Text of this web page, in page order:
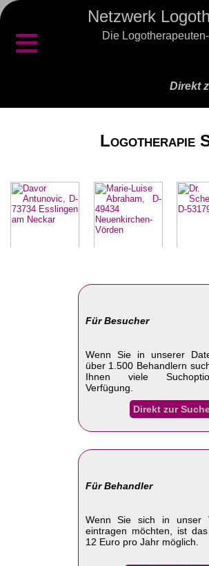
Netzwerk
Die
≡
Direkt
Logotherapie
Für Besucher
Wenn Sie in unserer
über 1.500 Behandlern
Ihnen viele
Verfügung.
Direkt zur
Für Behandler
Wenn Sie sich in unser
eintragen möchten, ist
12 Euro pro Jahr möglich.